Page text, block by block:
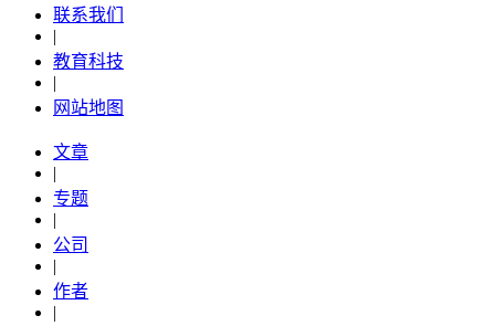
联系我们
|
教育科技
|
网站地图
文章
|
专题
|
公司
|
作者
|